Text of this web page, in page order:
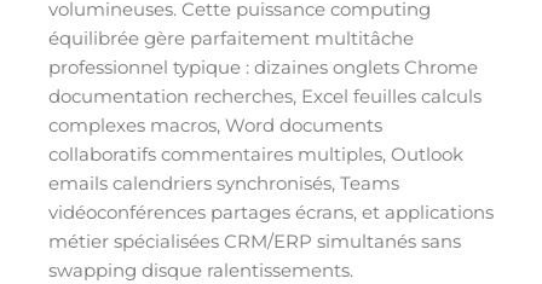
volumineuses. Cette puissance computing
équilibrée gère parfaitement multitâche
professionnel typique : dizaines onglets Chrome
documentation recherches, Excel feuilles calculs
complexes macros, Word documents
collaboratifs commentaires multiples, Outlook
emails calendriers synchronisés, Teams
vidéoconférences partages écrans, et applications
métier spécialisées CRM/ERP simultanés sans
swapping disque ralentissements.